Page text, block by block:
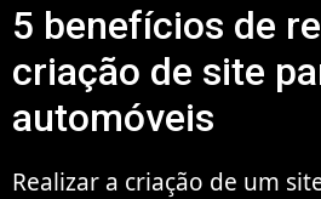
5 benefícios de
criação de site
automóveis
Realizar a criação de um